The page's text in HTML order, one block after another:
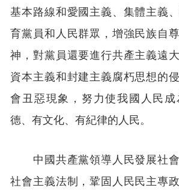
基本路線和愛國主義、集體主義
育黨員和人民群眾，增強民族自
神，對黨員還要進行共產主義遠
資本主義和封建主義腐朽思想的
會丑惡現象，努力使我國人民
德、有文化、有紀律的人民。
中國共產黨領導人民發展社會
社會主義法制，鞏固人民民主專